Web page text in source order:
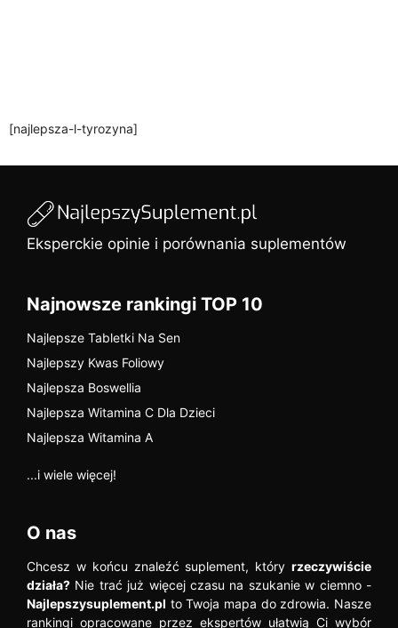
[najlepsza-l-tyrozyna]
Eksperckie opinie i porównania suplementów
Najnowsze rankingi TOP 10
Najlepsze Tabletki Na Sen
Najlepszy Kwas Foliowy
Najlepsza Boswellia
Najlepsza Witamina C Dla Dzieci
Najlepsza Witamina A
...i wiele więcej!
O nas
Chcesz w końcu znaleźć suplement, który rzeczywiście
działa? Nie trać już więcej czasu na szukanie w ciemno -
Najlepszysuplement.pl to Twoja mapa do zdrowia. Nasze
rankingi opracowane przez ekspertów ułatwią Ci wybór